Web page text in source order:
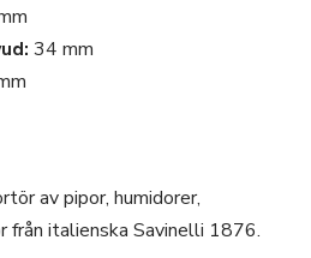
34 mm
av pipor, humidorer,
från italienska Savinelli 1876.